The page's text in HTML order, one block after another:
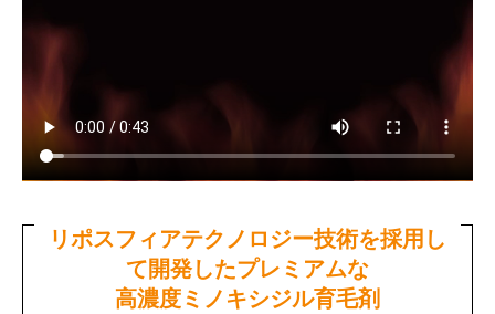
リポスフィアテクノロジー技術を採用し
て開発したプレミアムな
高濃度ミノキシジル育毛剤